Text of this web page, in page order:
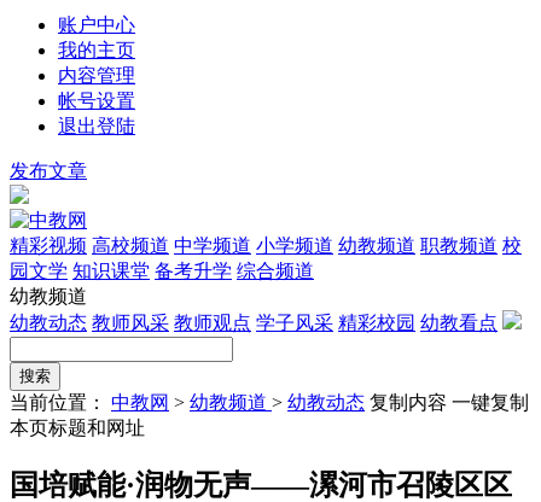
账户中心
我的主页
内容管理
帐号设置
退出登陆
发布文章
精彩视频 高校频道 中学频道 小学频道 幼教频道 职教频道 校
园文学 知识课堂 备考升学 综合频道
幼教频道
幼教动态 教师风采 教师观点 学子风采 精彩校园 幼教看点
当前位置： 中教网 > 幼教频道 > 幼教动态 复制内容 一键复制
本页标题和网址
国培赋能·润物无声——漯河市召陵区区